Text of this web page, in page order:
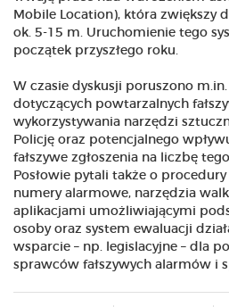
Mobile Location), która zwiększy
ok. 5-15 m. Uruchomienie tego
początek przyszłego roku.
W czasie dyskusji poruszono
dotyczących powtarzalnych
wykorzystywania narzędzi
Policję oraz potencjalnego
fałszywe zgłoszenia na liczbę
Posłowie pytali także o
numery alarmowe, narzędzia
aplikacjami umożliwiającymi
osoby oraz system ewaluacji
wsparcie – np. legislacyjne – dla
sprawców fałszywych alarmów i